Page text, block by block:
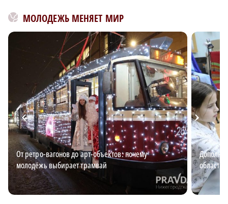
МОЛОДЕЖЬ МЕНЯЕТ МИР
От ретро-вагонов до арт-объектов: почему
молодёжь выбирает трамвай
области: